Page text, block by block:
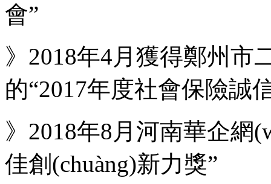
會”
》2018年4月獲得鄭州市
的“2017年度社會保險誠
》2018年8月河南華企網
佳創(chuàng)新力獎”